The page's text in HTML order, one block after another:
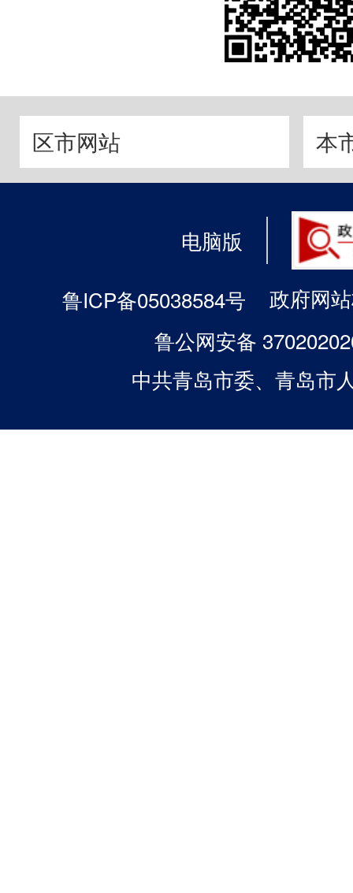
区市网站 本
电脑版
鲁ICP备05038584号
政府网
鲁公网安备
中共青岛市委、青岛市